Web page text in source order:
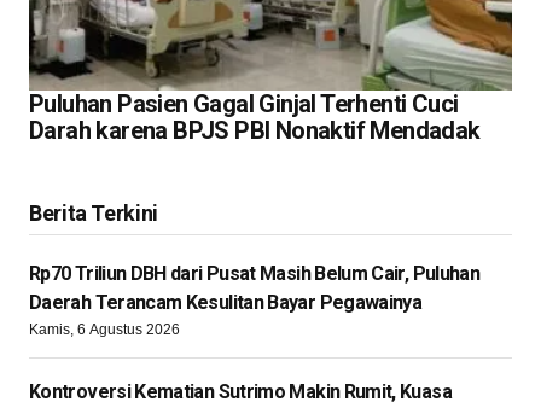
Puluhan Pasien Gagal Ginjal Terhenti Cuci
Darah karena BPJS PBI Nonaktif Mendadak
Berita Terkini
Rp70 Triliun DBH dari Pusat Masih Belum Cair, Puluhan
Daerah Terancam Kesulitan Bayar Pegawainya
Kamis, 6 Agustus 2026
Kontroversi Kematian Sutrimo Makin Rumit, Kuasa